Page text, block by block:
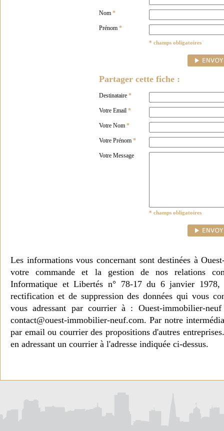
Nom *
Prénom *
* champs obligatoires
Partager cette fiche :
Destinataire *
Votre Email *
Votre Nom *
Votre Prénom *
Votre Message
* champs obligatoires
Les informations vous concernant sont destinées à
votre commande et la gestion de nos relations
Informatique et Libertés n° 78-17 du 6 janvier 1978,
rectification et de suppression des données qui vous
vous adressant par courrier à : Ouest-immobilier-
contact@ouest-immobilier-neuf.com. Par notre
par email ou courrier des propositions d'autres
en adressant un courrier à l'adresse indiquée ci-dessus.